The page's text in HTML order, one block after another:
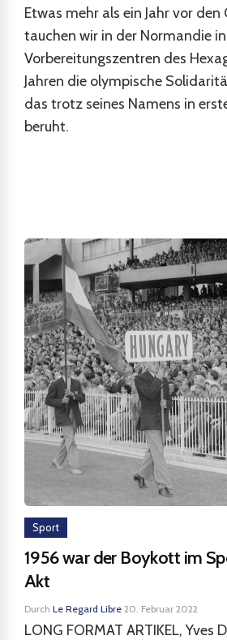
Etwas mehr als ein Jahr vor
tauchen wir in der Normandie
Vorbereitungszentren des
Jahren die olympische
das trotz seines Namens in
beruht.
Sport
1956 war der Boykott im
Akt
Durch Le Regard Libre·20. Februar 2022
LONG FORMAT ARTIKEL,